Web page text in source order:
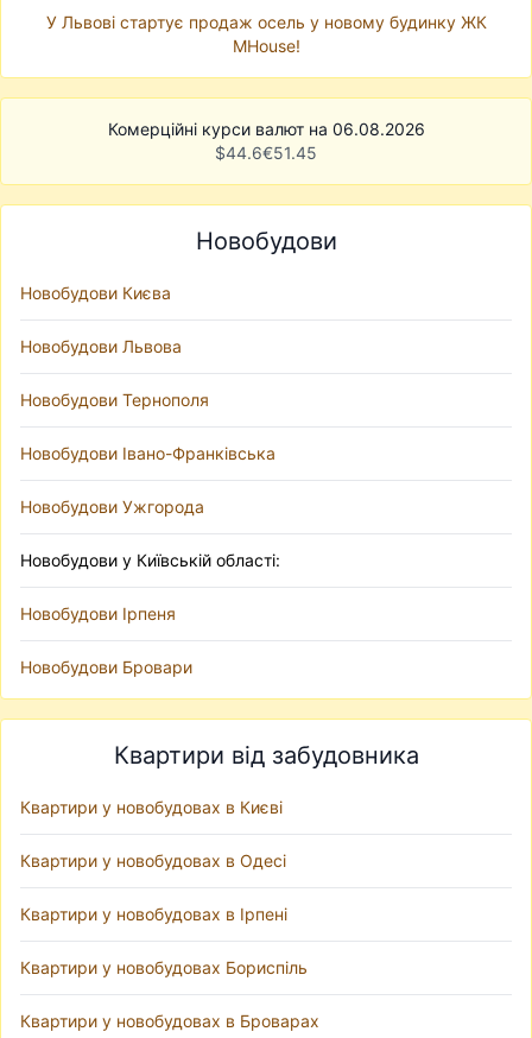
У Львові стартує продаж осель у новому будинку ЖК
MHouse!
Комерційні курси валют на 06.08.2026
$44.6€51.45
Новобудови
Новобудови Києва
Новобудови Львова
Новобудови Тернополя
Новобудови Івано-Франківська
Новобудови Ужгорода
Новобудови у Київській області:
Новобудови Ірпеня
Новобудови Бровари
Квартири від забудовника
Квартири у новобудовах в Києві
Квартири у новобудовах в Одесі
Квартири у новобудовах в Ірпені
Квартири у новобудовах Бориспіль
Квартири у новобудовах в Броварах